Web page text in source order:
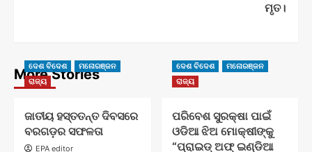
ମୃତ।
More Stories
ଦେଶ ବିଦେଶ
ମନୋରଞ୍ଜନ
ରାଜ୍ୟ
ଜାତୀୟ ହସ୍ତତନ୍ତ ଦିବସରେ
ବରଗଡ଼ର ସଫଳତା
EPA editor
ଦେଶ ବିଦେଶ
ମନୋରଞ୍ଜନ
ରାଜ୍ୟ
ପରିବେଶ ସୁରକ୍ଷା ପାଇଁ
ଓଡିଆ ଝିଅ ମୋକ୍ଷୀଙ୍କୁ
“ପ୍ରାଇଡ୍ ଅଫ୍ ଇଣ୍ଡିଆ